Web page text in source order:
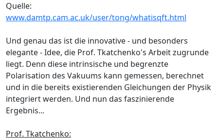
Quelle:
www.damtp.cam.ac.uk/user/tong/whatisqft.html
Und genau das ist die innovative - und besonders
elegante - Idee, die Prof. Tkatchenko's Arbeit zugrunde
liegt. Denn diese intrinsische und begrenzte
Polarisation des Vakuums kann gemessen, berechnet
und in die bereits existierenden Gleichungen der Physik
integriert werden. Und nun das faszinierende
Ergebnis...
Prof. Tkatchenko: